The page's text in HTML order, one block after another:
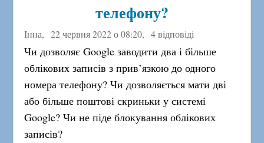
телефону?
Інна, 22 червня 2022 о 08:20, 4 відповіді
Чи дозволяє Google заводити два і більше
облікових записів з прив’язкою до одного
номера телефону? Чи дозволяється мати дві
або більше поштові скриньки у системі
Google? Чи не піде блокування облікових
записів?